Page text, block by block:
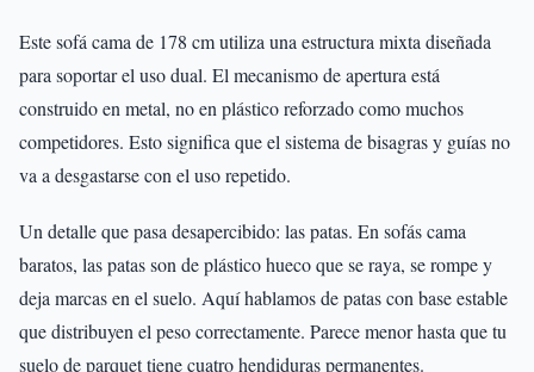
Este sofá cama de 178 cm utiliza una estructura mixta diseñada
para soportar el uso dual. El mecanismo de apertura está
construido en metal, no en plástico reforzado como muchos
competidores. Esto significa que el sistema de bisagras y guías no
va a desgastarse con el uso repetido.
Un detalle que pasa desapercibido: las patas. En sofás cama
baratos, las patas son de plástico hueco que se raya, se rompe y
deja marcas en el suelo. Aquí hablamos de patas con base estable
que distribuyen el peso correctamente. Parece menor hasta que tu
suelo de parquet tiene cuatro hendiduras permanentes.